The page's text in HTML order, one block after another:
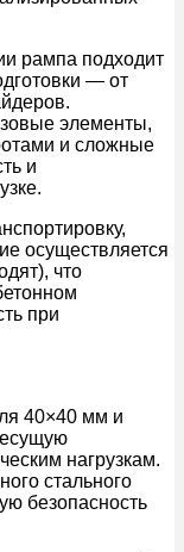
рампа подходит
— от
элементы,
и сложные
и
осуществляется
что
при
40×40 мм и
нагрузкам.
стального
безопасность